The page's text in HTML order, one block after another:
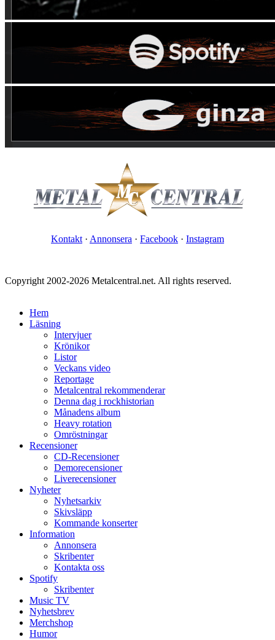
Kontakt · Annonsera · Facebook · Instagram
Copyright 2002-2026 Metalcentral.net. All rights reserved.
Hem
Läsning
Intervjuer
Krönikor
Listor
Veckans video
Reportage
Metalcentral rekommenderar
Denna dag i rockhistorian
Månadens album
Heavy rotation
Omröstningar
Recensioner
CD-Recensioner
Demorecensioner
Liverecensioner
Nyheter
Nyhetsarkiv
Skivsläpp
Kommande konserter
Information
Annonsera
Skribenter
Kontakta oss
Spotify
Skribenter
Music TV
Nyhetsbrev
Merchshop
Humor